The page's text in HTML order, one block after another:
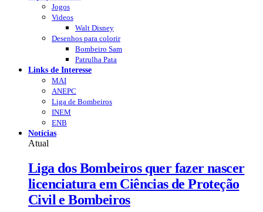
Jogos
Videos
Walt Disney
Desenhos para colorir
Bombeiro Sam
Patrulha Pata
Links de Interesse
MAI
ANEPC
Liga de Bombeiros
INEM
ENB
Notícias
Atual
Liga dos Bombeiros quer fazer nascer
licenciatura em Ciências de Proteção
Civil e Bombeiros